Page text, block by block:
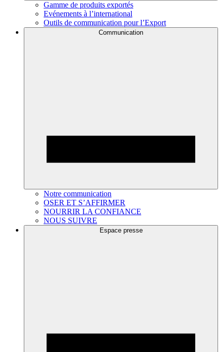
Gamme de produits exportés
Evénements à l’international
Outils de communication pour l’Export
Communication
Notre communication
OSER ET S’AFFIRMER
NOURRIR LA CONFIANCE
NOUS SUIVRE
Espace presse